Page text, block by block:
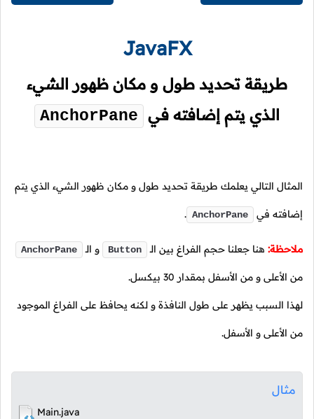
JavaFX
طريقة تحديد طول و مكان ظهور الشيء
الذي يتم إضافته في AnchorPane
المثال التالي يعلمك طريقة تحديد طول و مكان ظهور الشيء الذي يتم
إضافته في AnchorPane
.
ملاحظة: هنا جعلنا حجم الفراغ بين الـ Button و الـ AnchorPane
من الأعلى و من الأسفل بمقدار 30 بيكسل.
لهذا السبب يظهر على طول النافذة و لكنه يحافظ على الفراغ الموجود
من الأعلى و الأسفل.
مثال
Main.java